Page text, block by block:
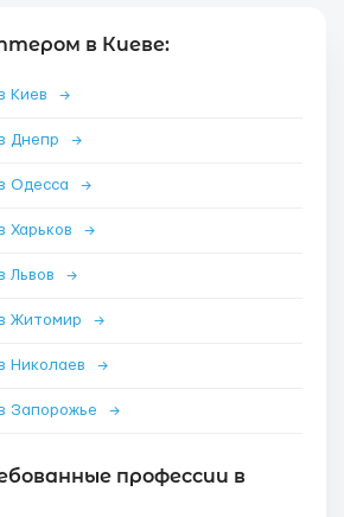
в Киеве:
Киев →
Днепр →
Одесса →
Харьков →
Львов →
Житомир →
Николаев →
Запорожье →
профессии в